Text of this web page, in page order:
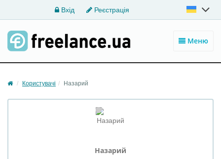
Вхід Реєстрація
Меню
Користувачі Назарий
Назарий